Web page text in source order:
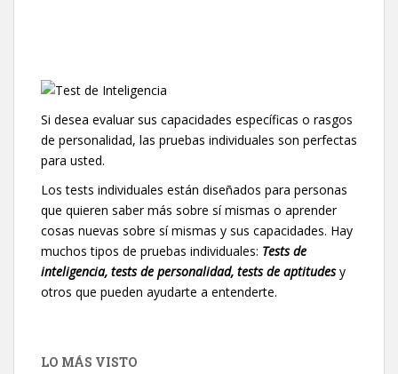
Si desea evaluar sus capacidades específicas o rasgos
de personalidad, las pruebas individuales son perfectas
para usted.
Los tests individuales están diseñados para personas
que quieren saber más sobre sí mismas o aprender
cosas nuevas sobre sí mismas y sus capacidades. Hay
muchos tipos de pruebas individuales: Tests de
inteligencia, tests de personalidad, tests de aptitudesy
otros que pueden ayudarte a entenderte.
LO MÁS VISTO